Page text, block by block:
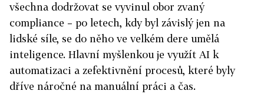
všechna dodržovat se vyvinul obor zvaný
compliance – po letech, kdy byl závislý jen na
lidské síle, se do něho ve velkém dere umělá
inteligence. Hlavní myšlenkou je využít AI k
automatizaci a zefektivnění procesů, které byly
dříve náročné na manuální práci a čas.